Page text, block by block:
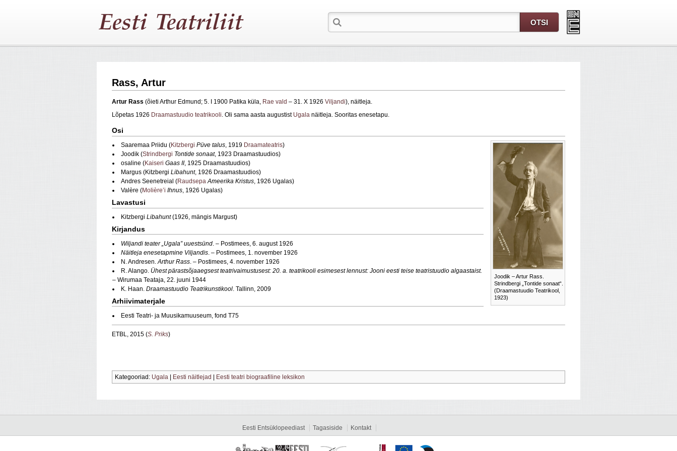
Rass, Artur
Artur Rass (õieti Arthur Edmund; 5. I 1900 Patika küla, Rae vald – 31. X 1926 Viljandi), näitleja.
Lõpetas 1926 Draamastuudio teatrikooli. Oli sama aasta augustist Ugala näitleja. Sooritas enesetapu.
Osi
Joodik – Artur Rass.
Strindbergi „Tontide sonaat“.
(Draamastuudio Teatrikool,
1923)
Saaremaa Priidu (Kitzbergi Püve talus, 1919 Draamateatris)
Joodik (Strindbergi Tontide sonaat, 1923 Draamastuudios)
osaline (Kaiseri Gaas II, 1925 Draamastuudios)
Margus (Kitzbergi Libahunt, 1926 Draamastuudios)
Andres Seenetreial (Raudsepa Ameerika Kristus, 1926 Ugalas)
Valère (Molière’i Ihnus, 1926 Ugalas)
Lavastusi
Kitzbergi Libahunt(1926, mängis Margust)
Kirjandus
Wiljandi teater „Ugala” uuestsünd. – Postimees, 6. august 1926
Näitleja enesetapmine Viljandis. – Postimees, 1. november 1926
N. Andresen.Arthur Rass. – Postimees, 4. november 1926
R. Alango. Ühest pärastsõjaaegsest teatrivaimustusest: 20. a. teatrikooli esimesest lennust: Jooni eesti teise teatristuudio algaastaist.
– Wirumaa Teataja, 22. juuni 1944
K. Haan. Draamastuudio Teatrikunstikool. Tallinn, 2009
Arhiivimaterjale
Eesti Teatri- ja Muusikamuuseum, fond T75
ETBL, 2015 (S. Priks)
Kategooriad: Ugala Eesti näitlejad Eesti teatri biograafiline leksikon
Eesti Entsüklopeediast Tagasiside Kontakt